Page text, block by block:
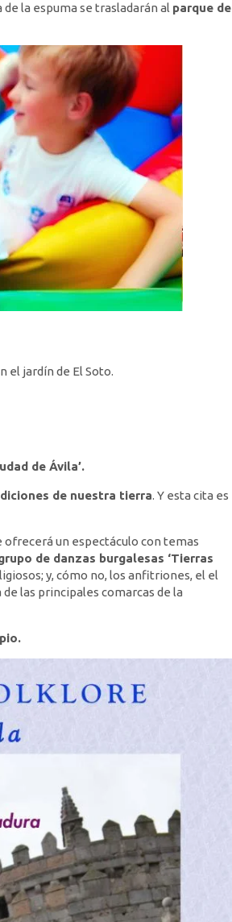
la espuma se trasladarán al parque de
el jardín de El Soto.
de Ávila’.
de nuestra tierra. Y esta cita es
ofrecerá un espectáculo con temas
de danzas burgalesas ‘Tierras
y, cómo no, los anfitriones, el el
las principales comarcas de la